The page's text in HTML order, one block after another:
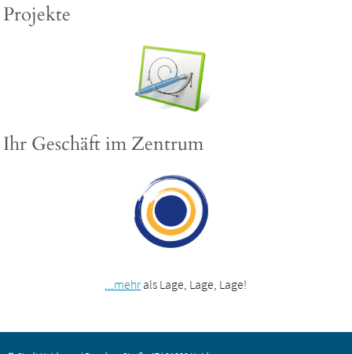
Projekte
Ihr Geschäft im Zentrum
...mehr als Lage, Lage, Lage!